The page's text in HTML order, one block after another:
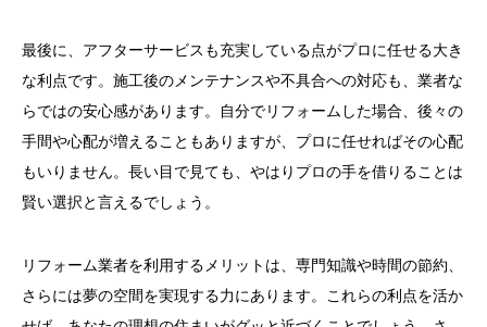
最後に、アフターサービスも充実している点がプロに任せる大き
な利点です。施工後のメンテナンスや不具合への対応も、業者な
らではの安心感があります。自分でリフォームした場合、後々の
手間や心配が増えることもありますが、プロに任せればその心配
もいりません。長い目で見ても、やはりプロの手を借りることは
賢い選択と言えるでしょう。
リフォーム業者を利用するメリットは、専門知識や時間の節約、
さらには夢の空間を実現する力にあります。これらの利点を活か